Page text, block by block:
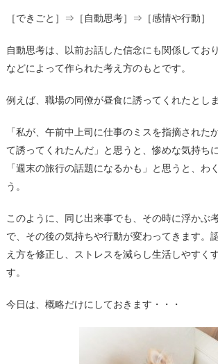
［できごと］⇒［自動思考］⇒［感情や行動］
自動思考は、以前お話した信念にも関係してお
などによって作られた考え方のもとです。
例えば、職場の同僚が昼食に誘ってくれたとしま
「私が、午前中上司に仕事のミスを指摘された
て誘ってくれたんだ」と思うと、惨めな気持ち
「週末の旅行の話題になるかも」と思うと、わ
う。
このように、同じ出来事でも、その時に浮かぶ
で、その後の気持ちや行動が変わってきます。
え方を修正し、ストレスを減らし生活しやすく
す。
今日は、概略だけにしておきます・・・